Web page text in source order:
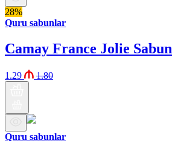
28%
Quru sabunlar
Camay France Jolie
1.29 1.80
Quru sabunlar